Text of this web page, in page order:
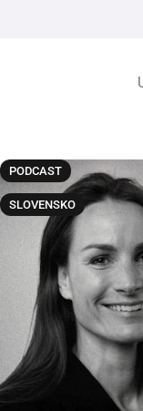
PODCAST
SLOVENSKO